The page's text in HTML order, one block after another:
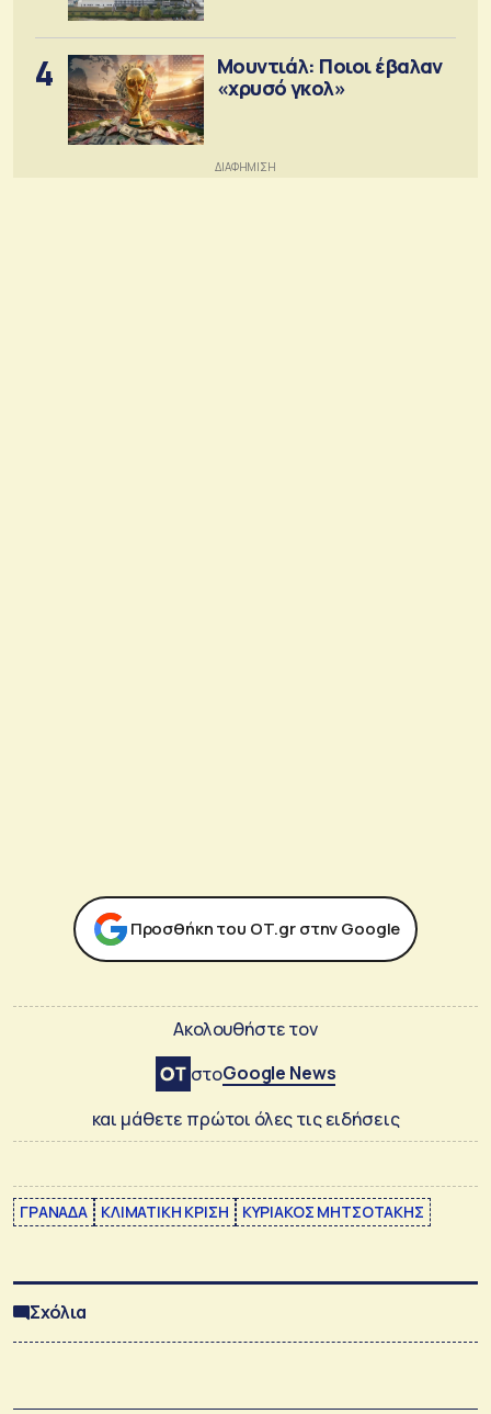
4
Μουντιάλ: Ποιοι έβαλαν
«χρυσό γκολ»
Προσθήκη του ΟΤ.gr στην Google
Ακολουθήστε τον
στοGoogle News
και μάθετε πρώτοι όλες τις ειδήσεις
ΓΡΑΝΑΔΑ ΚΛΙΜΑΤΙΚΗ ΚΡΙΣΗ ΚΥΡΙΑΚΟΣ ΜΗΤΣΟΤΑΚΗΣ
Σχόλια